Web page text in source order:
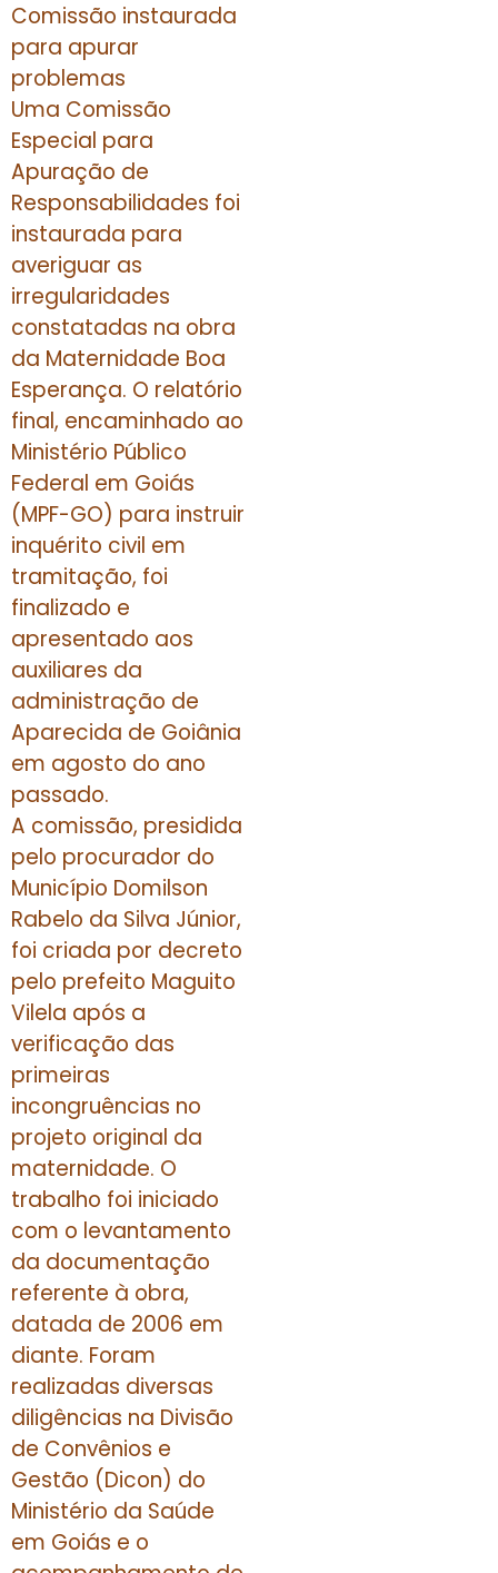
Comissão instaurada
para apurar
problemas
Uma Comissão
Especial para
Apuração de
Responsabilidades foi
instaurada para
averiguar as
irregularidades
constatadas na obra
da Maternidade Boa
Esperança. O relatório
final, encaminhado ao
Ministério Público
Federal em Goiás
(MPF-GO) para instruir
inquérito civil em
tramitação, foi
finalizado e
apresentado aos
auxiliares da
administração de
Aparecida de Goiânia
em agosto do ano
passado.
A comissão, presidida
pelo procurador do
Município Domilson
Rabelo da Silva Júnior,
foi criada por decreto
pelo prefeito Maguito
Vilela após a
verificação das
primeiras
incongruências no
projeto original da
maternidade. O
trabalho foi iniciado
com o levantamento
da documentação
referente à obra,
datada de 2006 em
diante. Foram
realizadas diversas
diligências na Divisão
de Convênios e
Gestão (Dicon) do
Ministério da Saúde
em Goiás e o